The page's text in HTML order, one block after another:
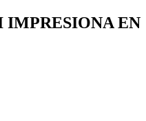
IMPRESIONA EN